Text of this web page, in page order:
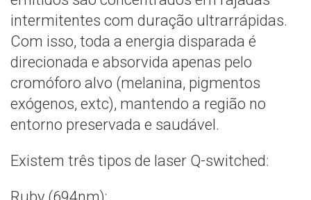
intermitentes com duração ultrarrápidas.
Com isso, toda a energia disparada é
direcionada e absorvida apenas pelo
cromóforo alvo (melanina, pigmentos
exógenos, extc), mantendo a região no
entorno preservada e saudável.
Existem três tipos de laser Q-switched: